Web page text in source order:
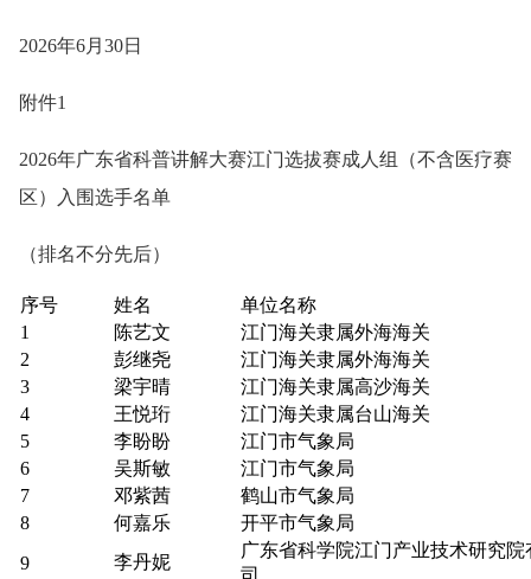
2026年6月30日
附件1
2026年广东省科普讲解大赛江门选拔赛成人组（不含医疗赛
区）入围选手名单
（排名不分先后）
序号 姓名
单位名称
1
陈艺文
江门海关隶属外海海关
2
彭继尧
江门海关隶属外海海关
3
梁宇晴
江门海关隶属高沙海关
4
王悦珩
江门海关隶属台山海关
5
李盼盼
江门市气象局
6
吴斯敏
江门市气象局
7
邓紫茜
鹤山市气象局
8
何嘉乐
开平市气象局
9
李丹妮
广东省科学院江门产业技术研究院
司